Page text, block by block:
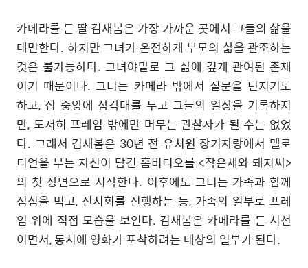
카메라를 든 딸 김새봄은 가장 가까운 곳에서 그들의 삶을
대면한다. 하지만 그녀가 온전하게 부모의 삶을 관조하는
것은 불가능하다. 그녀야말로 그 삶에 깊게 관여된 존재
이기 때문이다. 그녀는 카메라 밖에서 질문을 던지기도
하고, 집 중앙에 삼각대를 두고 그들의 일상을 기록하지
만, 도저히 프레임 밖에만 머무는 관찰자가 될 수는 없었
다. 그래서 김새봄은 30년 전 유치원 장기자랑에서 멜로
디언을 부는 자신이 담긴 홈비디오를 <작은새와 돼지씨>
의 첫 장면으로 시작한다. 이후에도 그녀는 가족과 함께
점심을 먹고, 전시회를 진행하는 등, 가족의 일부로 프레
임 위에 직접 모습을 보인다. 김새봄은 카메라를 든 시선
이면서, 동시에 영화가 포착하려는 대상의 일부가 된다.